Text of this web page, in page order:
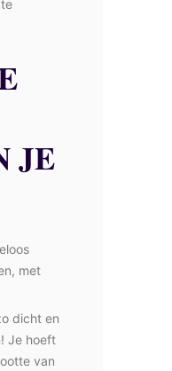
JE
met
dicht en
Je hoeft
van